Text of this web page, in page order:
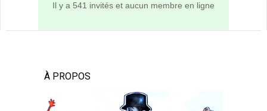
Il y a 541 invités et aucun membre en ligne
À PROPOS